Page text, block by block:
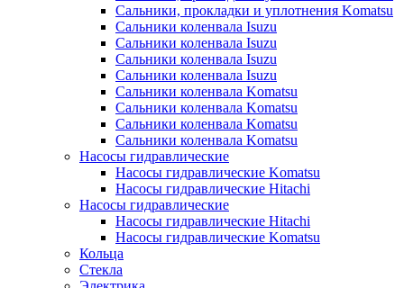
Сальники, прокладки и уплотнения Komatsu
Сальники коленвала Isuzu
Сальники коленвала Isuzu
Сальники коленвала Isuzu
Сальники коленвала Isuzu
Сальники коленвала Komatsu
Сальники коленвала Komatsu
Сальники коленвала Komatsu
Сальники коленвала Komatsu
Насосы гидравлические
Насосы гидравлические Komatsu
Насосы гидравлические Hitachi
Насосы гидравлические
Насосы гидравлические Hitachi
Насосы гидравлические Komatsu
Кольца
Стекла